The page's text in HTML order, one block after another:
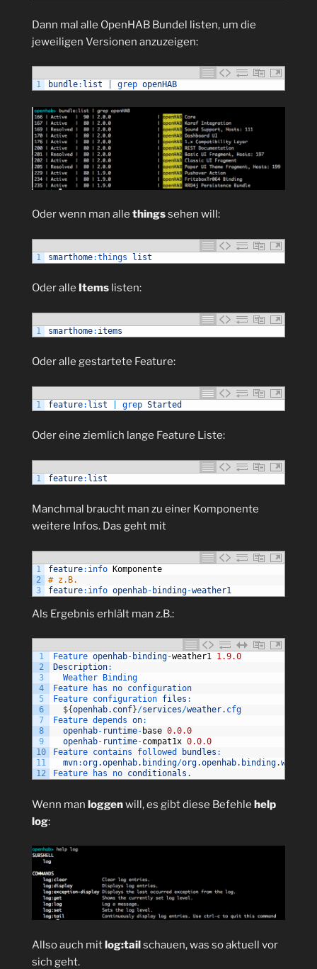
Dann mal alle OpenHAB Bundel listen, um die
jeweiligen Versionen anzuzeigen:
1 bundle: list grep openHAB
Oder wenn man alle thingssehen will:
1 smarthome:things list
Oder alle Items listen:
1 smarthome: items
Oder alle gestartete Feature:
1 feature: list grep Started
Oder eine ziemlich lange Feature Liste:
1 feature: list
Manchmal braucht man zu einer Komponente
weitere Infos. Das geht mit
1
2
3
feature: info Komponente
# z.B.
feature: info openhab- binding-weather1
Als Ergebnis erhlält man z.B.:
1
2
3
4
5
6
7
8
9
10
11
12
Feature openhab- binding-weather1 1.9.0
Description:
Weather
Binding
Feature
has no configuration
Feature configuration files :
${openhab. conf}/services/weather. cfg
Feature depends on:
openhab- runtime- base 0.0.0
openhab- runtime-compat1x 0.0.0
Feature contains followed bundles :
mvn:org.openhab. binding/org.openhab. binding.weather
Feature
has no conditionals .
Wenn man loggenwill, es gibt diese Befehle help
log:
Allso auch mitlog:tailschauen, was so aktuell vor
sich geht.